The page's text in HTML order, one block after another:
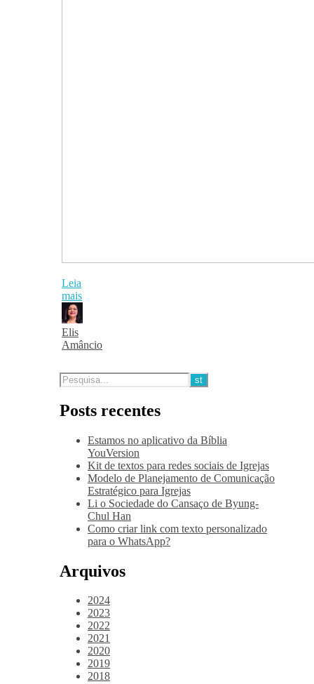
Leia
mais
Elis
Amâncio
Posts recentes
Estamos no aplicativo da Bíblia
YouVersion
Kit de textos para redes sociais de Igrejas
Modelo de Planejamento de Comunicação
Estratégico para Igrejas
Li o Sociedade do Cansaço de Byung-
Chul Han
Como criar link com texto personalizado
para o WhatsApp?
Arquivos
2024
2023
2022
2021
2020
2019
2018